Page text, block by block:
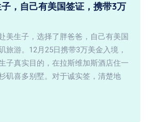
，自己有美国签证，携带3万
美生子，选择了胖爸爸，自己有美国
旅游。12月25日携带3万美金入境，
子真实目的，在拉斯维加斯酒店住一
矶喜多别墅。对于诚实签，清楚地